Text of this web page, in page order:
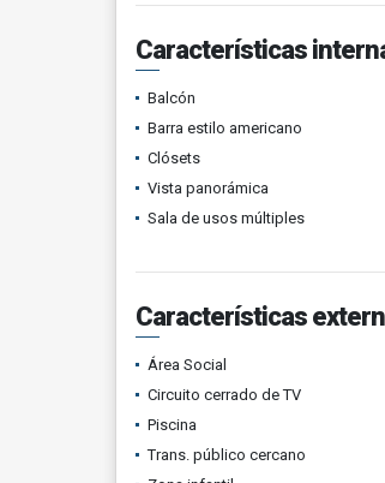
Características
Balcón
Barra estilo americano
Clósets
Vista panorámica
Sala de usos múltiples
Características
Área Social
Circuito cerrado de TV
Piscina
Trans. público cercano